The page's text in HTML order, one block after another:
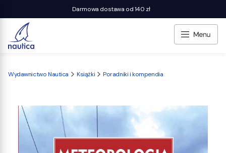
Darmowa dostawa od 140 zł
Wydawnictwo Nautica Książki Poradniki i kompendia